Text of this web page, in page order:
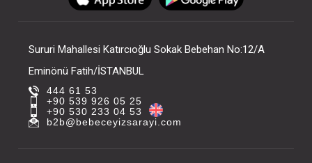
Sururi Mahallesi Katırcıoğlu Sokak Bebehan No:12/A
Eminönü Fatih/İSTANBUL
444 61 53
+90 539 926 05 25
+90 530 233 04 53
b2b@bebeceyizsarayi.com